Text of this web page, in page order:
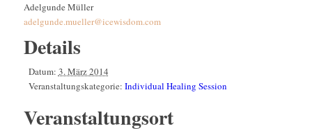
Adelgunde Müller
adelgunde.mueller@icewisdom.com
Details
Datum: 3. März 2014
Veranstaltungskategorie: Individual Healing Session
Veranstaltungsort